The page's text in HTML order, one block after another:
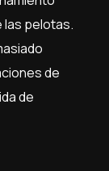
las pelotas.
de
de